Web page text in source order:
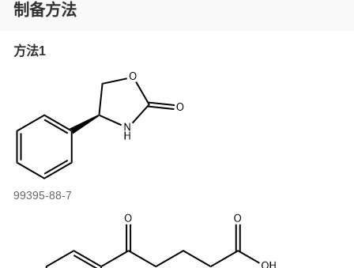
制备方法
方法1
99395-88-7